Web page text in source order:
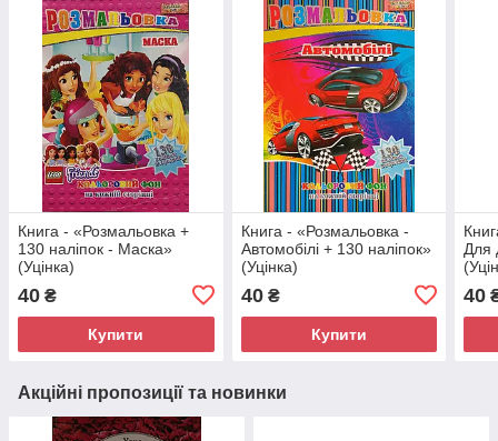
Книга - «Розмальовка +
130 наліпок - Маска»
(Уцінка)
40 ₴
Купити
Книга - «Розмальовка -
Автомобілі + 130 наліпок»
(Уцінка)
40₴
Купити
Для
40
Акційні пропозиції та новинки